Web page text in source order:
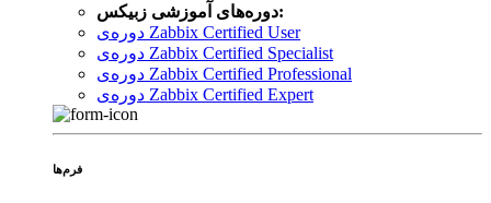
دوره‌های آموزشی زبیکس:
دوره‌ی Zabbix Certified User
دوره‌ی Zabbix Certified Specialist
دوره‌ی Zabbix Certified Professional
دوره‌ی Zabbix Certified Expert
فرم‌ها